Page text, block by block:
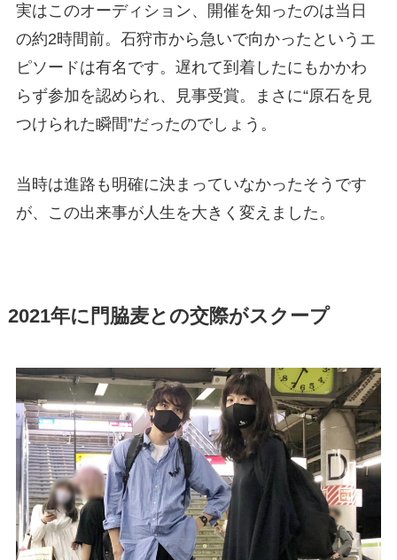
実はこのオーディション、開催を知ったのは当日
の約2時間前。石狩市から急いで向かったというエ
ピソードは有名です。遅れて到着したにもかかわ
らず参加を認められ、見事受賞。まさに“原石を見
つけられた瞬間”だったのでしょう。
当時は進路も明確に決まっていなかったそうです
が、この出来事が人生を大きく変えました。
2021年に門脇麦との交際がスクープ